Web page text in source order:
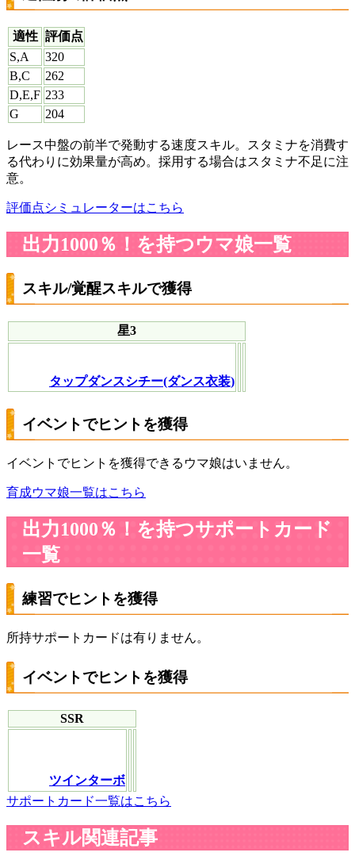
適性 評価点
S,A
320
B,C
262
D,E,F 233
G
204
レース中盤の前半で発動する速度スキル。スタミナを消費す
る代わりに効果量が高め。採用する場合はスタミナ不足に注
意。
評価点シミュレーターはこちら
出力1000％！を持つウマ娘一覧
スキル/覚醒スキルで獲得
星3
タップダンスシチー(ダンス衣装)
イベントでヒントを獲得
イベントでヒントを獲得できるウマ娘はいません。
育成ウマ娘一覧はこちら
出力1000％！を持つサポートカード
一覧
練習でヒントを獲得
所持サポートカードは有りません。
イベントでヒントを獲得
SSR
ツインターボ
サポートカード一覧はこちら
スキル関連記事